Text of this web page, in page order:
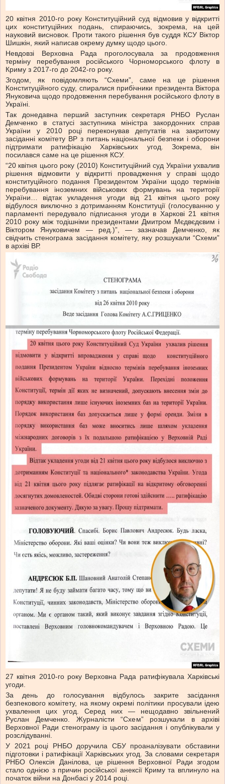
20 квітня 2010-го року Конституційний суд відмовив у відкритті
цих конституційних подань, спираючись, зокрема, на цей
науковий висновок. Проти такого рішення був суддя КСУ Віктор
Шишкін, який написав окрему думку щодо цього.
Невдовзі Верховна Рада проголосувала за продовження
терміну перебування російського Чорноморського флоту в
Криму з 2017-го до 2042-го року.
Згодом, як повідомляють “Схеми”, саме на це рішення
Конституційного суду, спиралися прибічники президента Віктора
Януковича щодо продовження перебування російського флоту в
Україні.
Так донедавна перший заступник секретаря РНБО Руслан
Демченко в статусі заступника міністра закордонних справ
України у 2010 році переконував депутатів на закритому
засіданні комітету ВР з питань національної безпеки і оборони
підтримати ратифікацію Харківських угод. Зокрема, він
посилався саме на це рішення КСУ.
“20 квітня цього року (2010) Конституційний суд України ухвалив
рішення відмовити у відкритті провадження у справі щодо
конституційного подання Президентом України щодо термінів
перебування іноземних військових формувань на території
України… відтак укладення угоди від 21 квітня цього року
відбулося виключно з дотриманням Конституції (голосуванню у
парламенті передувало підписання угоди в Харкові 21 квітня
2010 року між тодішніми президентами Дмитром Мєдвєдєвим і
Віктором Януковичем — ред.)”, — зазначав Демченко, як
свідчить стенограма засідання комітету, яку розшукали “Схеми”
в архіві ВР.
27 квітня 2010-го року Верховна Рада ратифікувала Харківські
угоди.
За день до голосування відбулось закрите засідання
безпекового комітету, на якому окремі політики просували ідею
ухвалення цих угод. Серед них — нещодавно звільнений
Руслан Демченко. Журналісти “Схем” розшукали в архіві
Верховної Ради стенограму із цього засідання і опублікували у
розслідуванні.
У 2021 році РНБО доручила СБУ проаналізувати обставини
підготовки і ратифікації Харківських угод​. За словами секретаря
РНБО Олексія Данілова, це рішення Верховної Ради згодом
стало однією з причин російської анексії Криму та вплинуло на
початок війни на Донбасі у 2014 році.